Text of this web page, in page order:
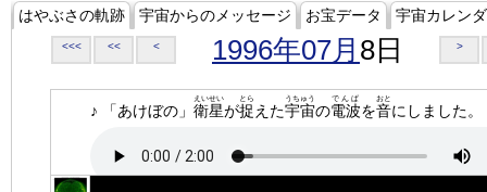
はやぶさの軌跡 宇宙からのメッセージ お宝データ 宇宙カレン
<<< << < 1996年07月 8日 >
♪ 「あけぼの」 衛星
えいせい
が捉
とら
えた宇宙
うちゅう
の電波
でんぱ
を音
おと
にしました。